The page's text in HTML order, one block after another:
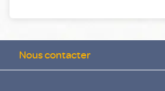
Nous contacter